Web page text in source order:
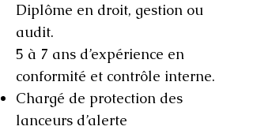
Diplôme en droit, gestion ou
audit.
5 à 7 ans d’expérience en
conformité et contrôle interne.
Chargé de protection des
lanceurs d’alerte